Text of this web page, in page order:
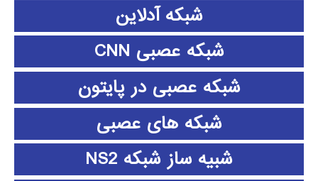
شبکه آدلاین
شبکه عصبی CNN
شبکه عصبی در پایتون
شبکه های عصبی
شبیه ساز شبکه NS2